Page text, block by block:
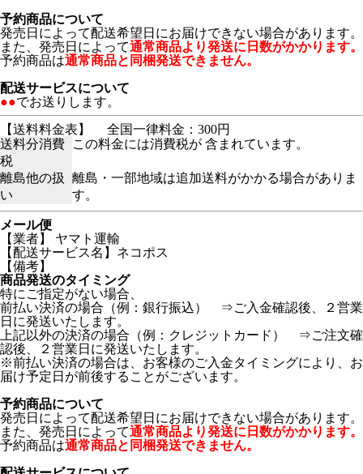
予約商品について
発売日によって配送希望日にお届けできない場合があります。
また、発売日によって通常商品より発送に日数がかかります。
予約商品は通常商品と同梱発送できません。
配送サービスについて
●●でお送りします。
【送料料金表】
全国一律料金：300円
送料分消費
税
この料金には消費税が 含まれています。
離島他の扱
い
離島・一部地域は追加送料がかかる場合がありま
す。
メール便
【業者】 ヤマト運輸
【配送サービス名】ネコポス
【備考】
商品発送のタイミング
特にご指定がない場合、
前払い決済の場合（例：銀行振込） ⇒ご入金確認後、２営業
日に発送いたします。
上記以外の決済の場合（例：クレジットカード） ⇒ご注文確
認後、２営業日に発送いたします。
※前払い決済の場合は、お客様のご入金タイミングにより、お
届け予定日が前後することがございます。
予約商品について
発売日によって配送希望日にお届けできない場合があります。
また、発売日によって通常商品より発送に日数がかかります。
予約商品は通常商品と同梱発送できません。